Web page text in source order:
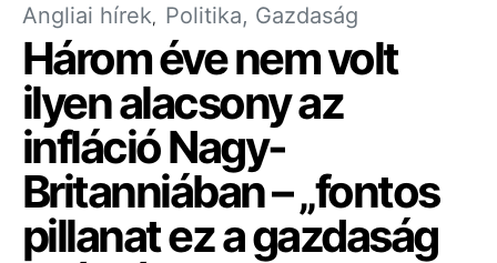
Angliai hírek Politika, Gazdaság
Három éve nem volt
ilyen alacsony az
infláció Nagy-
Britanniában – „fontos
pillanat ez a gazdaság